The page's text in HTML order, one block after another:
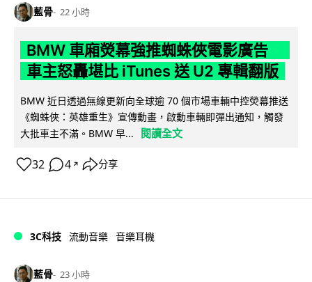
藍骨 22 小時
BMW 車廂熒幕強推蜘蛛俠電影廣告
車主怒轟堪比 iTunes 送 U2 專輯翻版
BMW 近日透過無線更新向全球逾 70 個市場車輛中控熒幕推送
《蜘蛛俠：英雄重生》宣傳動畫，啟動車輛即彈出通知，觸發
大批車主不滿。BMW 早...
閱讀全文
32 4 ↗ 分享
3C科技 流動音樂 音樂耳機
藍骨 23 小時